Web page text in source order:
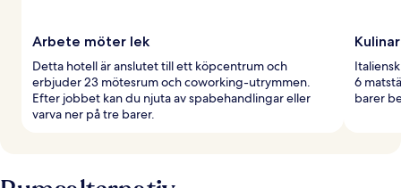
Arbete möter lek
Detta hotell är anslutet till ett köpcentrum och
erbjuder 23 mötesrum och coworking-utrymmen.
Efter jobbet kan du njuta av spabehandlingar eller
varva ner på tre barer.
6
barer